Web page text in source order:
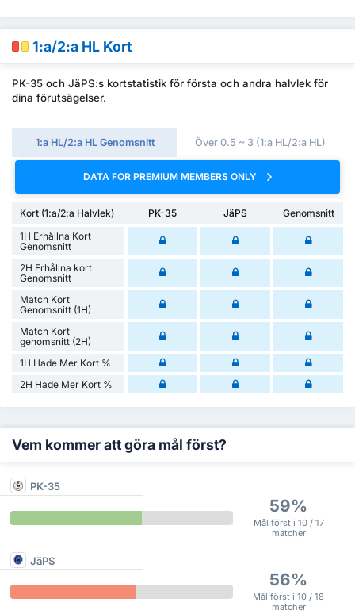
1:a/2:a HL Kort
PK-35 och JäPS:s kortstatistik för första och andra halvlek för
dina förutsägelser.
1:a HL/2:a HL Genomsnitt Över 0.5 ~ 3 (1:a HL/2:a HL)
DATA FOR PREMIUM MEMBERS ONLY
Kort (1:a/2:a Halvlek) PK-35 JäPS
Genomsnitt
1H Erhållna Kort
Genomsnitt
2H Erhållna kort
Genomsnitt
Match Kort
Genomsnitt (1H)
Match Kort
genomsnitt (2H)
1H Hade Mer Kort %
2H Hade Mer Kort %
Vem kommer att göra mål först?
PK-35
59%
Mål först i 10 / 17
matcher
JäPS
56%
Mål först i 10 / 18
matcher